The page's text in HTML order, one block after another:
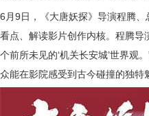
6月9日，《大唐妖探》导演程腾
看点、解读影片创作内核。程腾导
个前所未见的‘机关长安城’世界观
众能在影院感受到古今碰撞的独特